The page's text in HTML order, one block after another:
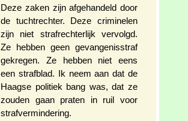
Deze zaken zijn afgehandeld door
de tuchtrechter. Deze criminelen
zijn niet strafrechterlijk vervolgd.
Ze hebben geen gevangenisstraf
gekregen. Ze hebben niet eens
een strafblad. Ik neem aan dat de
Haagse politiek bang was, dat ze
zouden gaan praten in ruil voor
strafvermindering.